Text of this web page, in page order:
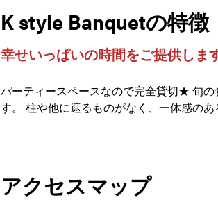
K style Banquetの特徴
幸せいっぱいの時間をご提供しま
パーティースペースなので完全貸切★ 旬
す。 柱や他に遮るものがなく、一体感のあ
アクセスマップ